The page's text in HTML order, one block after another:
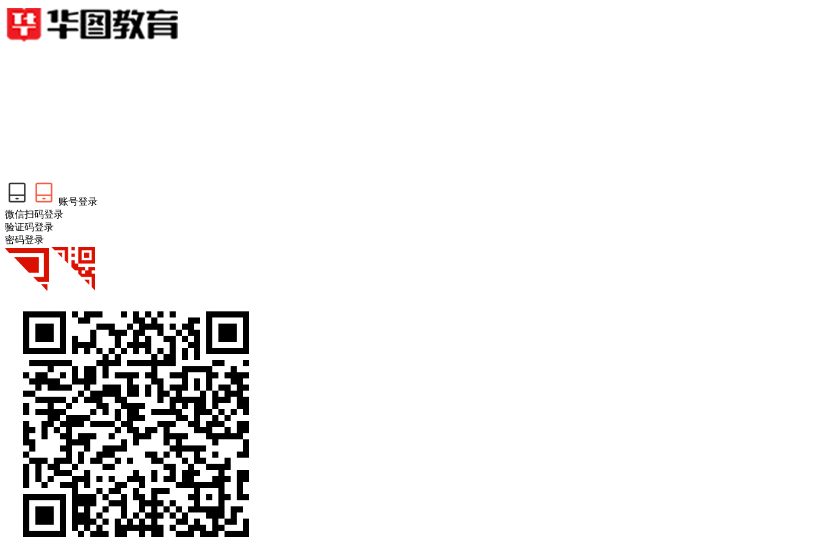
账号登录
微信扫码登录
验证码登录
密码登录